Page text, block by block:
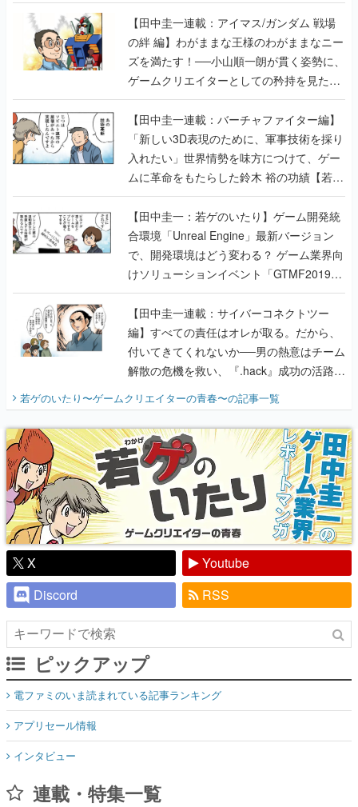
【田中圭一連載：アイマス/ガンダム 戦場
の絆 編】わがままな王様のわがままなニー
ズを満たす！──小山順一朗が貫く姿勢に、
ゲームクリエイターとしての矜持を見た
【若ゲのいたり最終回】
【田中圭一連載：バーチャファイター編】
「新しい3D表現のために、軍事技術を採り
入れたい」世界情勢を味方につけて、ゲー
ムに革命をもたらした鈴木 裕の功績【若ゲ
のいたり】
【田中圭一：若ゲのいたり】ゲーム開発統
合環境「Unreal Engine」最新バージョン
で、開発環境はどう変わる？ ゲーム業界向
けソリューションイベント「GTMF2019」
に行って、より理解を深めよう【PR】
【田中圭一連載：サイバーコネクトツー
編】すべての責任はオレが取る。だから、
付いてきてくれないか──男の熱意はチーム
解散の危機を救い、『.hack』成功の活路を
『少年ジャンプ』色だった【若ゲのいた
り】
若ゲのいたり〜ゲームクリエイターの青春〜の記事一覧
X
Youtube
Discord
RSS
ピックアップ
電ファミのいま読まれている記事ランキング
アプリセール情報
インタビュー
連載・特集一覧